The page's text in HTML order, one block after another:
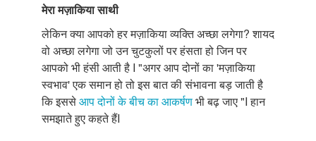
मेरामज़ाकियासाथी
लेकिन क्या आपको हर मज़ाकिया व्यक्ति अच्छा लगेगा? शायद
वो अच्छा लगेगा जो उन चुटकुलों पर हंसता हो जिन पर
आपको भी हंसी आती है I "अगर आप दोनों का 'मज़ाकिया
स्वभाव' एक समान हो तो इस बात की संभावना बड़ जाती है
कि इससेआप दोनों के बीच का आकर्षणभी बढ़ जाए "I हान
समझाते हुए कहते हैंI